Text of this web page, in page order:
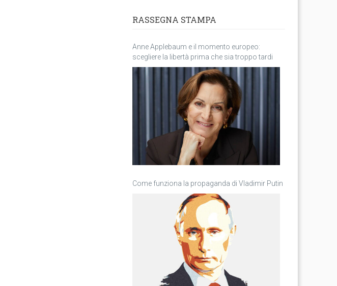
RASSEGNA STAMPA
Anne Applebaum e il momento europeo:
scegliere la libertà prima che sia troppo tardi
Come funziona la propaganda di Vladimir Putin